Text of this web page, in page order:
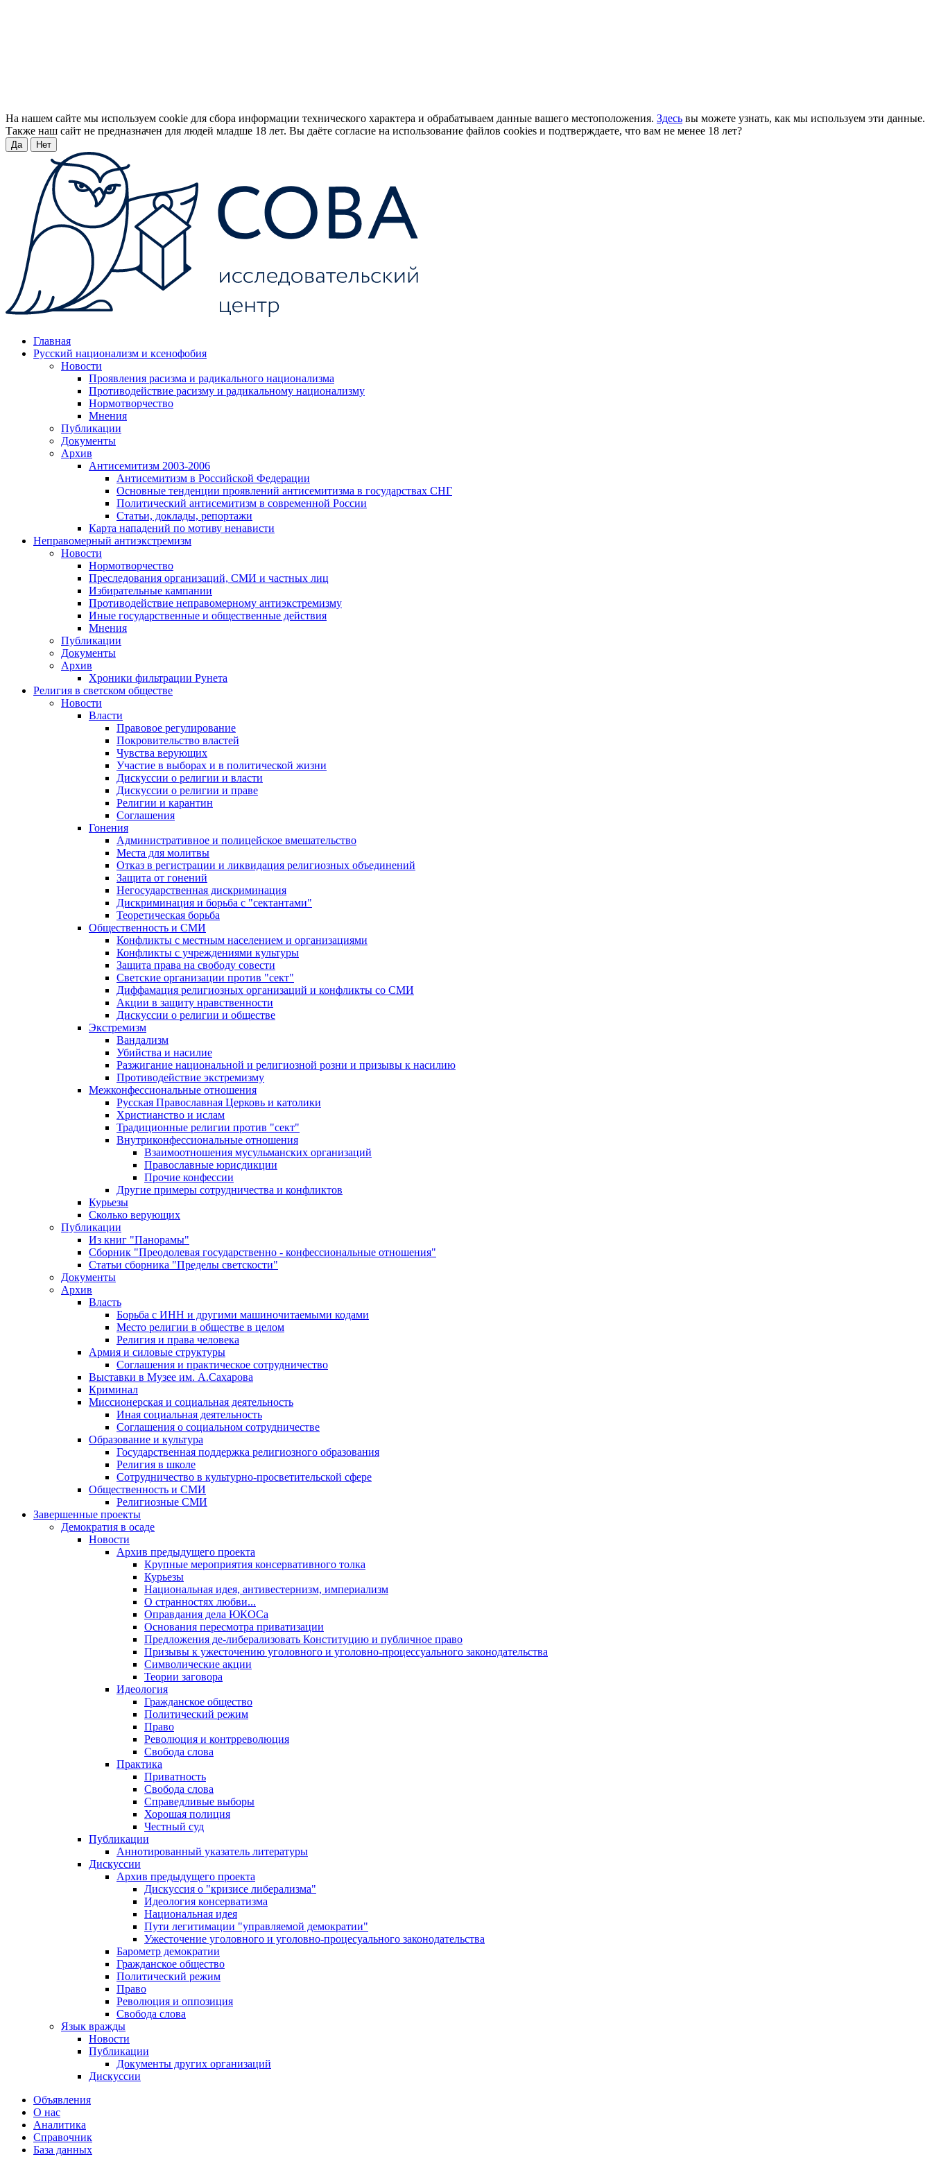
На нашем сайте мы используем cookie для сбора информации технического характера и обрабатываем данные вашего местоположения. Здесь вы можете узнать, как мы используем эти данные.
Также наш сайт не предназначен для людей младше 18 лет. Вы даёте согласие на использование файлов cookies и подтверждаете, что вам не менее 18 лет?
Да Нет
Главная
Русский национализм и ксенофобия
Новости
Проявления расизма и радикального национализма
Противодействие расизму и радикальному национализму
Нормотворчество
Мнения
Публикации
Документы
Архив
Антисемитизм 2003-2006
Антисемитизм в Российской Федерации
Основные тенденции проявлений антисемитизма в государствах СНГ
Политический антисемитизм в современной России
Статьи, доклады, репортажи
Карта нападений по мотиву ненависти
Неправомерный антиэкстремизм
Новости
Нормотворчество
Преследования организаций, СМИ и частных лиц
Избирательные кампании
Противодействие неправомерному антиэкстремизму
Иные государственные и общественные действия
Мнения
Публикации
Документы
Архив
Хроники фильтрации Рунета
Религия в светском обществе
Новости
Власти
Правовое регулирование
Покровительство властей
Чувства верующих
Участие в выборах и в политической жизни
Дискуссии о религии и власти
Дискуссии о религии и праве
Религии и карантин
Соглашения
Гонения
Административное и полицейское вмешательство
Места для молитвы
Отказ в регистрации и ликвидация религиозных объединений
Защита от гонений
Негосударственная дискриминация
Дискриминация и борьба с "сектантами"
Теоретическая борьба
Общественность и СМИ
Конфликты с местным населением и организациями
Конфликты с учреждениями культуры
Защита права на свободу совести
Светские организации против "сект"
Диффамация религиозных организаций и конфликты со СМИ
Акции в защиту нравственности
Дискуссии о религии и обществе
Экстремизм
Вандализм
Убийства и насилие
Разжигание национальной и религиозной розни и призывы к насилию
Противодействие экстремизму
Межконфессиональные отношения
Русская Православная Церковь и католики
Христианство и ислам
Традиционные религии против "сект"
Внутриконфессиональные отношения
Взаимоотношения мусульманских организаций
Православные юрисдикции
Прочие конфессии
Другие примеры сотрудничества и конфликтов
Курьезы
Сколько верующих
Публикации
Из книг "Панорамы"
Сборник "Преодолевая государственно - конфессиональные отношения"
Статьи сборника "Пределы светскости"
Документы
Архив
Власть
Борьба с ИНН и другими машиночитаемыми кодами
Место религии в обществе в целом
Религия и права человека
Армия и силовые структуры
Соглашения и практическое сотрудничество
Выставки в Музее им. А.Сахарова
Криминал
Миссионерская и социальная деятельность
Иная социальная деятельность
Соглашения о социальном сотрудничестве
Образование и культура
Государственная поддержка религиозного образования
Религия в школе
Сотрудничество в культурно-просветительской сфере
Общественность и СМИ
Религиозные СМИ
Завершенные проекты
Демократия в осаде
Новости
Архив предыдущего проекта
Крупные мероприятия консервативного толка
Курьезы
Национальная идея, антивестернизм, империализм
О странностях любви...
Оправдания дела ЮКОСа
Основания пересмотра приватизации
Предложения де-либерализовать Конституцию и публичное право
Призывы к ужесточению уголовного и уголовно-процессуального законодательства
Символические акции
Теории заговора
Идеология
Гражданское общество
Политический режим
Право
Революция и контрреволюция
Свобода слова
Практика
Приватность
Свобода слова
Справедливые выборы
Хорошая полиция
Честный суд
Публикации
Аннотированный указатель литературы
Дискуссии
Архив предыдущего проекта
Дискуссия о "кризисе либерализма"
Идеология консерватизма
Национальная идея
Пути легитимации "управляемой демократии"
Ужесточение уголовного и уголовно-процесуального законодательства
Барометр демократии
Гражданское общество
Политический режим
Право
Революция и оппозиция
Свобода слова
Язык вражды
Новости
Публикации
Документы других организаций
Дискуссии
Объявления
О нас
Аналитика
Справочник
База данных